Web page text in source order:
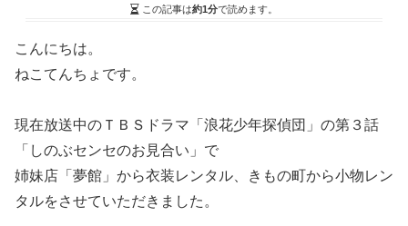
この記事は約1分で読めます。
こんにちは。
ねこてんちょです。
現在放送中のＴＢＳドラマ「浪花少年探偵団」の第３話
「しのぶセンセのお見合い」で
姉妹店「夢館」から衣装レンタル、きもの町から小物レン
タルをさせていただきました。